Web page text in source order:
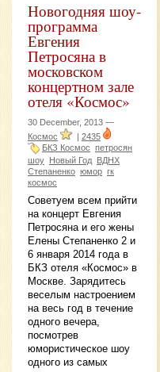
Новогодняя шоу-
программа
Евгения
Петросяна в
московском
концертном зале
отеля «Космос»
30 December, 2013 —
Космос
2435
БКЗ Космос петросян
шоу
Новый Год
ВДНХ
Степаненко юмор гк
космос
Советуем всем прийти
на концерт Евгения
Петросяна и его жены
Елены Степаненко 2 и
6 января 2014 года в
БКЗ отеля «Космос» в
Москве. Зарядитесь
веселым настроением
на весь год в течение
одного вечера,
посмотрев
юмористическое шоу
одного из самых